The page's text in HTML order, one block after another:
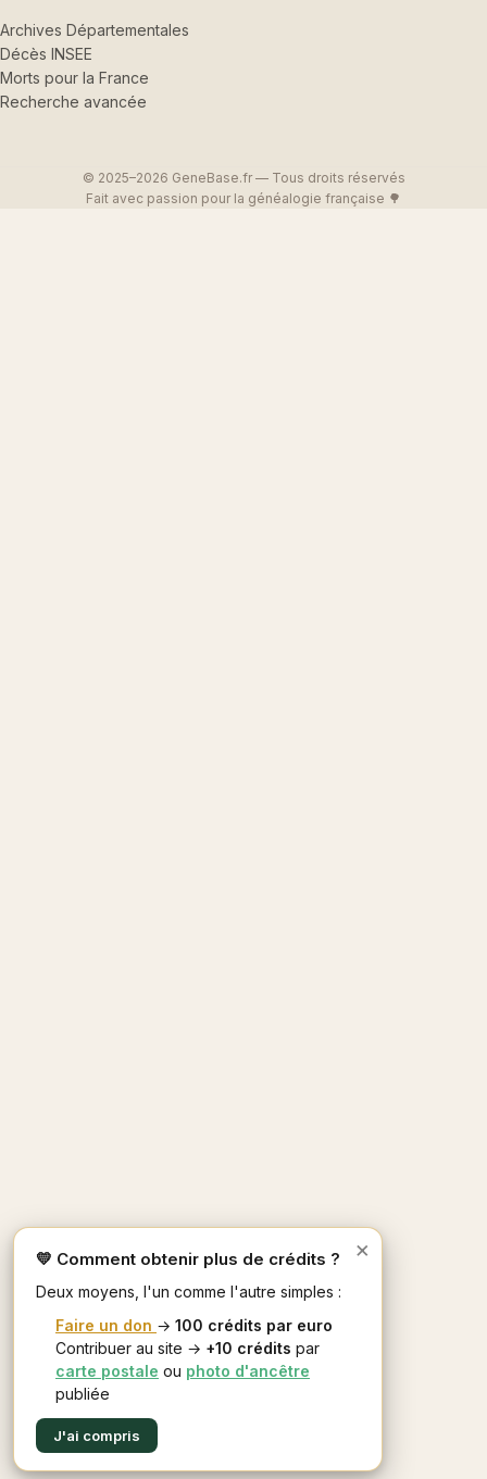
Archives Départementales
Décès INSEE
Morts pour la France
Recherche avancée
© 2025–2026 GeneBase.fr — Tous droits réservés
Fait avec passion pour la généalogie française 🌳
×
💛 Comment obtenir plus de crédits ?
Deux moyens, l'un comme l'autre simples :
Faire un don → 100 crédits par euro
Contribuer au site → +10 crédits par
carte postale ou photo d'ancêtre
publiée
J'ai compris